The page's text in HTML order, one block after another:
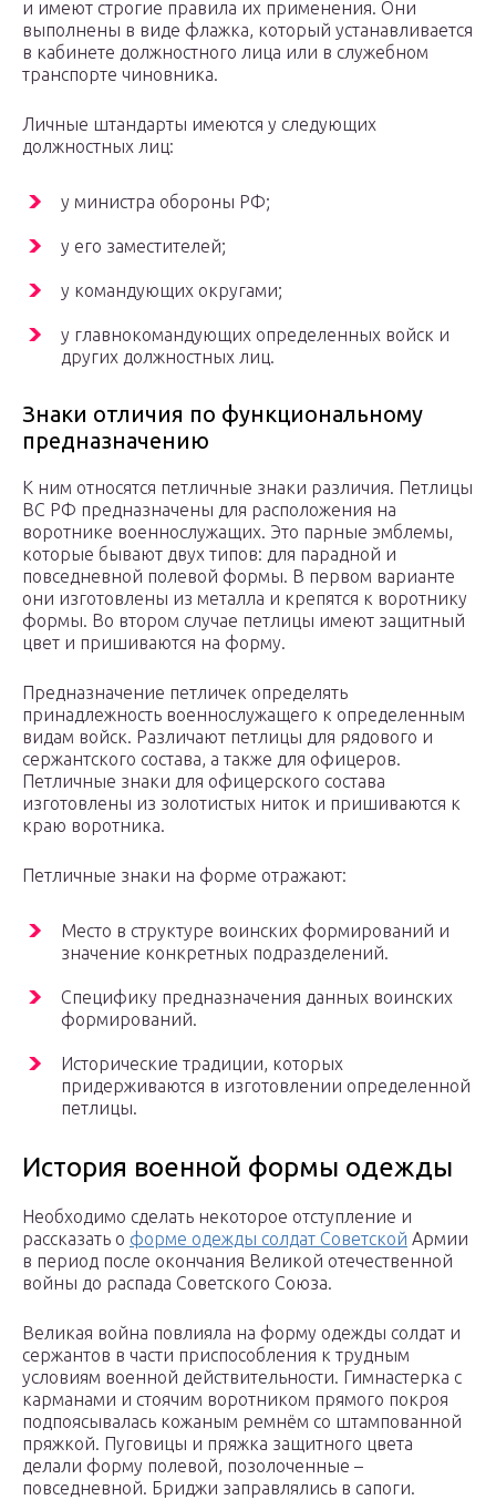
и имеют строгие правила их применения. Они
выполнены в виде флажка, который устанавливается
в кабинете должностного лица или в служебном
транспорте чиновника.
Личные штандарты имеются у следующих
должностных лиц:
у министра обороны РФ;
у его заместителей;
у командующих округами;
у главнокомандующих определенных войск и
других должностных лиц.
Знаки отличия по функциональному
предназначению
К ним относятся петличные знаки различия. Петлицы
ВС РФ предназначены для расположения на
воротнике военнослужащих. Это парные эмблемы,
которые бывают двух типов: для парадной и
повседневной полевой формы. В первом варианте
они изготовлены из металла и крепятся к воротнику
формы. Во втором случае петлицы имеют защитный
цвет и пришиваются на форму.
Предназначение петличек определять
принадлежность военнослужащего к определенным
видам войск. Различают петлицы для рядового и
сержантского состава, а также для офицеров.
Петличные знаки для офицерского состава
изготовлены из золотистых ниток и пришиваются к
краю воротника.
Петличные знаки на форме отражают:
Место в структуре воинских формирований и
значение конкретных подразделений.
Специфику предназначения данных воинских
формирований.
Исторические традиции, которых
придерживаются в изготовлении определенной
петлицы.
История военной формы одежды
Необходимо сделать некоторое отступление и
рассказать о форме одежды солдат Советской Армии
в период после окончания Великой отечественной
войны до распада Советского Союза.
Великая война повлияла на форму одежды солдат и
сержантов в части приспособления к трудным
условиям военной действительности. Гимнастерка с
карманами и стоячим воротником прямого покроя
подпоясывалась кожаным ремнём со штампованной
пряжкой. Пуговицы и пряжка защитного цвета
делали форму полевой, позолоченные –
повседневной. Бриджи заправлялись в сапоги.